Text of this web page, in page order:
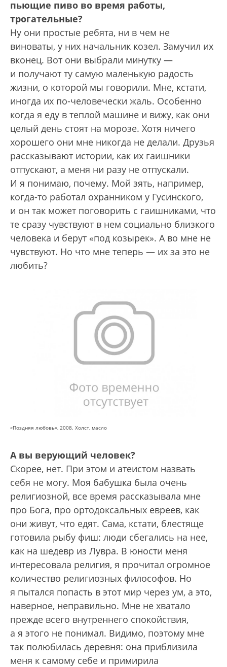
пьющие пиво во время работы,
трогательные?
Ну они простые ребята, ни в чем не
виноваты, у них начальник козел. Замучил их
вконец. Вот они выбрали минутку —
и получают ту самую маленькую радость
жизни, о которой мы говорили. Мне, кстати,
иногда их по-человечески жаль. Особенно
когда я еду в теплой машине и вижу, как они
целый день стоят на морозе. Хотя ничего
хорошего они мне никогда не делали. Друзья
рассказывают истории, как их гаишники
отпускают, а меня ни разу не отпускали.
И я понимаю, почему. Мой зять, например,
когда-то работал охранником у Гусинского,
и он так может поговорить с гаишниками, что
те сразу чувствуют в нем социально близкого
человека и берут «под козырек». А во мне не
чувствуют. Но что мне теперь — их за это не
любить?
«Поздняя любовь», 2008. Холст, масло
А вы верующий человек?
Скорее, нет. При этом и атеистом назвать
себя не могу. Моя бабушка была очень
религиозной, все время рассказывала мне
про Бога, про ортодоксальных евреев, как
они живут, что едят. Сама, кстати, блестяще
готовила рыбу фиш: люди сбегались на нее,
как на шедевр из Лувра. В юности меня
интересовала религия, я прочитал огромное
количество религиозных философов. Но
я пытался попасть в этот мир через ум, а это,
наверное, неправильно. Мне не хватало
прежде всего внутреннего спокойствия,
а я этого не понимал. Видимо, поэтому мне
так полюбилась деревня: она приблизила
меня к самому себе и примирила